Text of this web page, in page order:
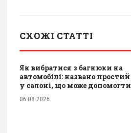
СХОЖІ СТАТТІ
Як вибратися з багнюки на
автомобілі: названо
у салоні, що може допомогти
06.08.2026